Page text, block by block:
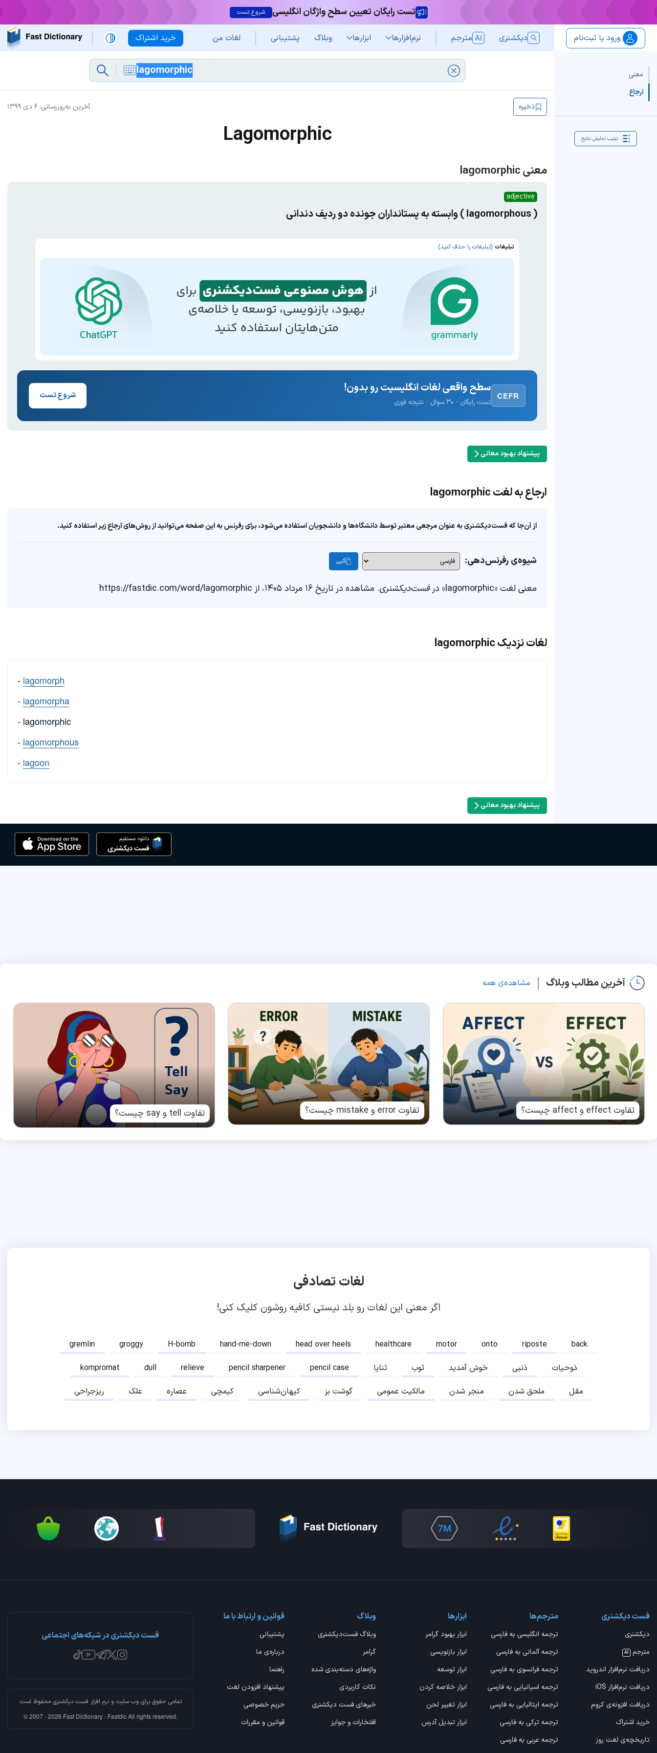
تست رایگان تعیین سطح واژگان انگلیسی شروع تست
خرید اشتراک ورود یا ثبت‌نام دیکشنری مترجم نرم‌افزار‌ها ابزارها وبلاگ پشتیبانی لغات من
معنی
ارجاع
ترتیب نمایش نتایج
آخرین به‌روزرسانی: ۶ دی ۱۳۹۹ ذخیره
Lagomorphic
معنی lagomorphic
adjective
( lagomorphous ) وابسته به پستانداران جونده دو ردیف دندانی
تبلیغات (تبلیغات را حذف کنید)
CEFR
سطح واقعی لغات انگلیسیت رو بدون!
تست رایگان · ۳۰ سوال · نتیجه فوری
شروع تست
پیشنهاد بهبود معانی
ارجاع به لغت lagomorphic
از آن‌جا که فست‌دیکشنری به عنوان مرجعی معتبر توسط دانشگاه‌ها و دانشجویان استفاده می‌شود، برای رفرنس به این صفحه می‌توانید از روش‌های ارجاع زیر استفاده کنید.
شیوه‌ی رفرنس‌دهی: کپی
معنی لغت «lagomorphic» در فست‌دیکشنری. مشاهده در تاریخ ۱۶ مرداد ۱۴۰۵، از https://fastdic.com/word/lagomorphic
لغات نزدیک lagomorphic
- lagomorph
- lagomorpha
- lagomorphic
- lagomorphous
- lagoon
پیشنهاد بهبود معانی
آخرین مطالب وبلاگ مشاهده‌ی همه
تفاوت effect و affect چیست؟ تفاوت error و mistake چیست؟ تفاوت tell و say چیست؟
لغات تصادفی
اگر معنی این لغات رو بلد نیستی کافیه روشون کلیک کنی!
gremlin groggy H-bomb hand-me-down head over heels healthcare motor onto riposte
back
kompromat
dull relieve pencil sharpener pencil case ثنایا ثوب خوش آمدید ذنبی
ذوحیات
ریزجراحی
علک عصاره کیمچی کیهان‌شناسی گوشت بز مالکیت عمومی منجر شدن ملحق شدن مقل
فست دیکشنری
دیکشنری
مترجم
AI
دریافت نرم‌افزار اندروید
دریافت نرم‌افزار iOS
دریافت افزونه‌ی کروم
خرید اشتراک
تاریخچه‌ی لغت روز
مترجم‌ها
ترجمه انگلیسی به فارسی
ترجمه آلمانی به فارسی
ترجمه فرانسوی به فارسی
ترجمه اسپانیایی به فارسی
ترجمه ایتالیایی به فارسی
ترجمه ترکی به فارسی
ترجمه عربی به فارسی
ابزارها
ابزار بهبود گرامر
ابزار بازنویسی
ابزار توسعه
ابزار خلاصه کردن
ابزار تغییر لحن
ابزار تبدیل آدرس
وبلاگ
وبلاگ فست‌دیکشنری
گرامر
واژه‌های دسته‌بندی شده
نکات کاربردی
خبرهای فست دیکشنری
افتخارات و جوایز
قوانین و ارتباط با ما
پشتیبانی
درباره‌ی ما
راهنما
پیشنهاد افزودن لغت
حریم خصوصی
قوانین و مقررات
فست دیکشنری در شبکه‌های اجتماعی
تمامی حقوق برای وب سایت و نرم افزار فست دیکشنریمحفوظ است.
© 2007 - 2026 Fast Dictionary - Fastdic All rights reserved.